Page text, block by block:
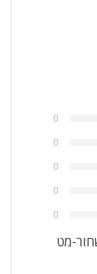
0
0
0
0
0
מט